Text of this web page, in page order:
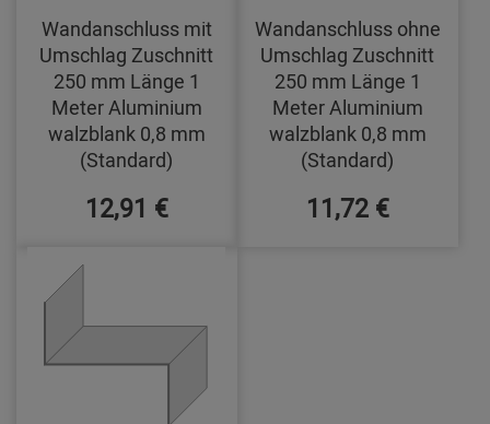
Wandanschluss mit
Umschlag Zuschnitt
250 mm Länge 1
Meter Aluminium
walzblank 0,8 mm
(Standard)
12,91 €
Wandanschluss ohne
Umschlag Zuschnitt
250 mm Länge 1
Meter Aluminium
walzblank 0,8 mm
(Standard)
11,72 €